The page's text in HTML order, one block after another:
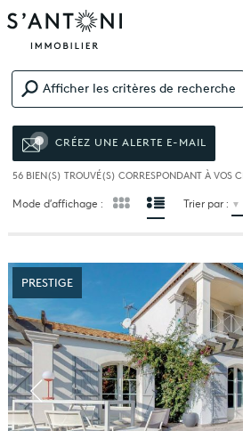
Afficher les critères de recherche
CRÉEZ UNE ALERTE E-MAIL
56BIEN(S) TROUVÉ(S) CORRESPONDANT À VOS
Mode d’affichage : Trier par :
PRESTIGE